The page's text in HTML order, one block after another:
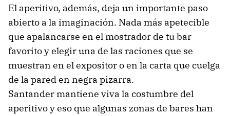
El aperitivo, además, deja un importante paso
abierto a la imaginación. Nada más apetecible
que apalancarse en el mostrador de tu bar
favorito y elegir una de las raciones que se
muestran en el expositor o en la carta que cuelga
de la pared en negra pizarra.
Santander mantiene viva la costumbre del
aperitivo y eso que algunas zonas de bares han